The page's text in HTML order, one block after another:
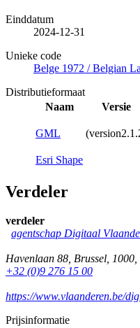
Einddatum
2024-12-31
Unieke code
Belge 1972 / Belgian
Distributieformaat
Naam
Versie
GML
Esri Shape
Verdeler
verdeler
agentschap Digitaal
Havenlaan 88, Brussel, 1000,
+32 (0)9 276 15 00
https://www.vlaanderen.be/
Prijsinformatie